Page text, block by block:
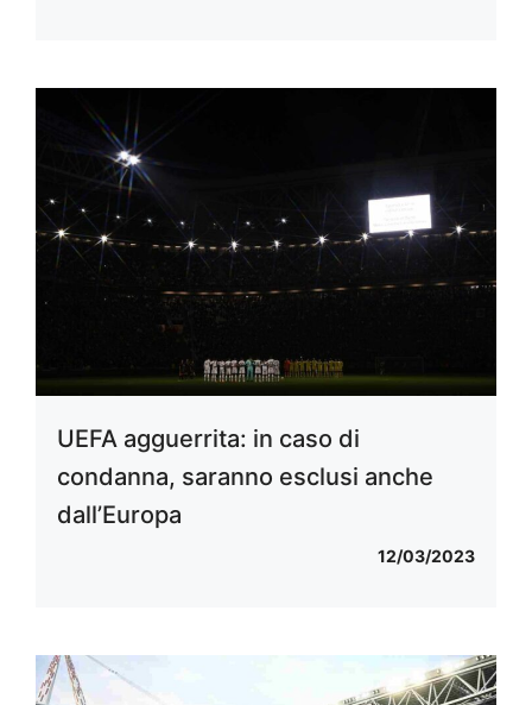
UEFA agguerrita: in caso di
condanna, saranno esclusi anche
dall’Europa
12/03/2023